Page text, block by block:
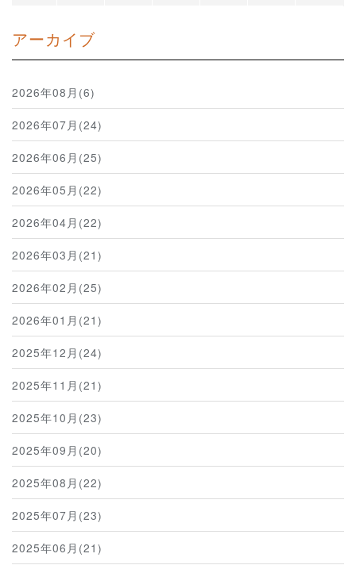
アーカイブ
2026年08月(6)
2026年07月(24)
2026年06月(25)
2026年05月(22)
2026年04月(22)
2026年03月(21)
2026年02月(25)
2026年01月(21)
2025年12月(24)
2025年11月(21)
2025年10月(23)
2025年09月(20)
2025年08月(22)
2025年07月(23)
2025年06月(21)